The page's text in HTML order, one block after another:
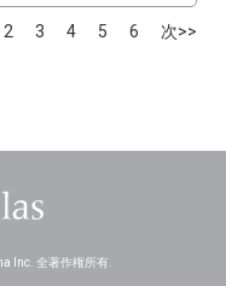
2 3 4 5 6 次>>
Inc. 全著作権所有.